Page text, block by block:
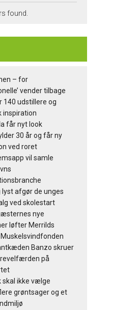
found.
– for
vender tilbage
140 udstillere og
inspiration
får nyt look
30 år og får ny
ved roret
vil samle
lyst afgør de unges
ved skolestart
nye
løfter Merrilds
Banzo skruer
på
skal ikke vælge
grøntsager og et